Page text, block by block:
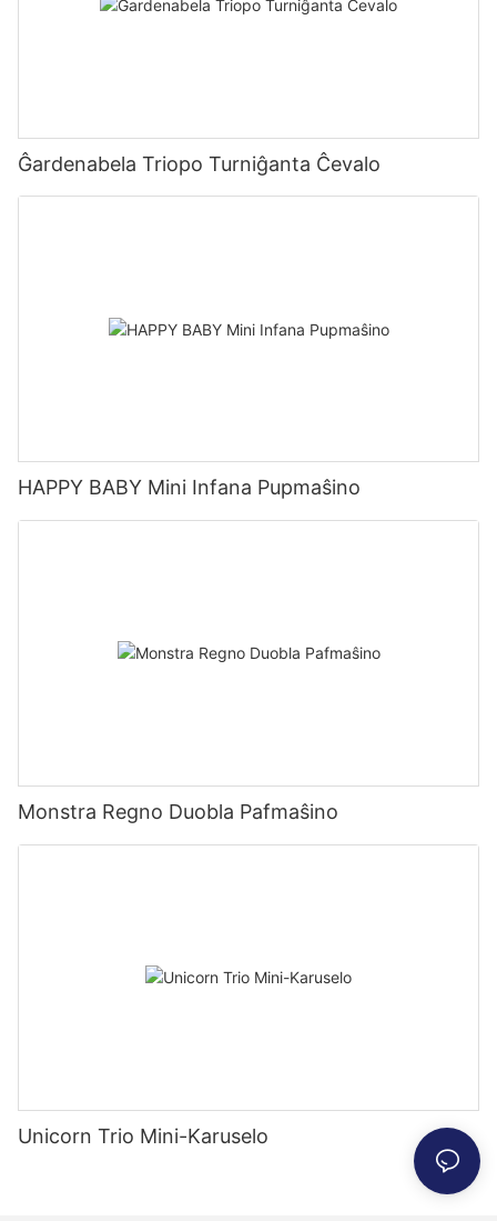
Ĝardenabela Triopo Turniĝanta Ĉevalo
HAPPY BABY Mini Infana Pupmaŝino
Monstra Regno Duobla Pafmaŝino
Unicorn Trio Mini-Karuselo